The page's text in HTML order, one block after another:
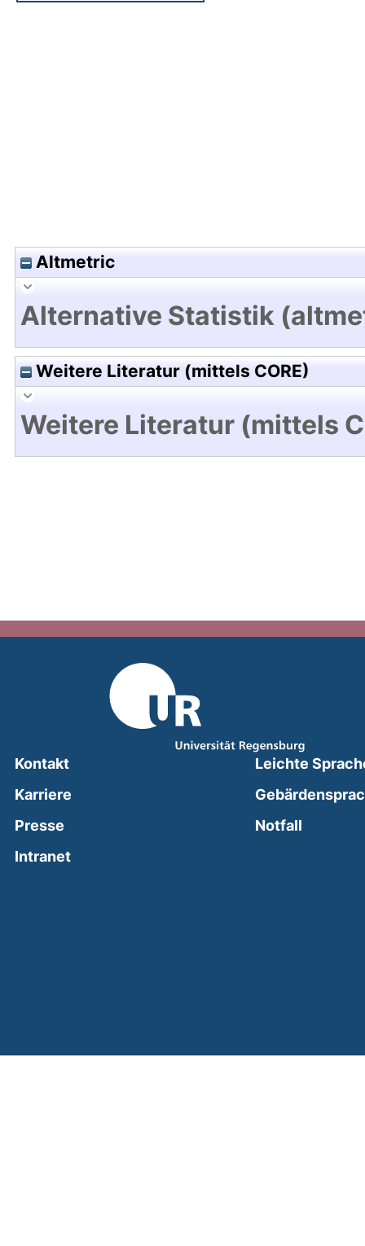
Altmetric
Alternative Statistik
Weitere Literatur (mittels CORE)
Weitere Literatur (mittels
Kontakt
Karriere
Presse
Intranet(external link, opens in a new window)
Leichte
Notfall